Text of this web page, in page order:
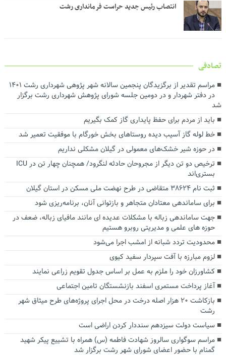
انتصاب رئیس جدید حراست فرمانداری رشت
تصادفی
مراسم تقدیر از برگزیدگان پنجمین سالانه شهر پژوهی شهرداری رشت ۱۴۰۱
در دفتر شهردار و در دومین جلسه شورای پژوهش شهرداری رشت برگزار
شد
باید از مردم برای حفظ پایداری گاز کمک بگیریم
خط لوله گاز آسیب دیده روستاهای بخش خورگام با موفقیت تعمیر شد
در حوزه شیر خشک‌های معمولی در گیلان مشکلی نداریم
ترخیص دو تن دیگر از مجروحان حادثه لنگرود/ همچنان چهار تن در ICU
بستری‌اند
ثبت نام ۳۸۶۲۴ متقاضی در طرح نهضت ملی مسکن در استان گیلان
برای ساماندهی معتادان متجاهر و بازتوانی آنان، برنامه‌ریزی شود
جهت ساماندهی زباله با مشکلات عدیده ای مانند مافیای زباله، ضعف در
حوزه های علمی و مدیریتی روبرو هستیم
محدودیت تردد شبانه از امشب اجرا می‌شود
لزوم مبارزه با آفت سپردار سفید کیوی
کشاورزان خود را ملزم به عمل بر اساس جدول تقویم زراعی نمایند
آغاز پرداخت مستمری اسفند بازنشستگان تامین اجتماعی
بازکاشت ۲۰ هزار اصله درخت در محل اجرای پروژه‌های طرح میثاق شهر
رشت
سیاست دولت سیزدهم سنددار کردن اراضی است
مراسم سوگواری سالروز شهادت فاطمه (س) همراه با تشییع پیکر شهید
گمنام با حضور اعضای شورای شهر رشت برگزار شد